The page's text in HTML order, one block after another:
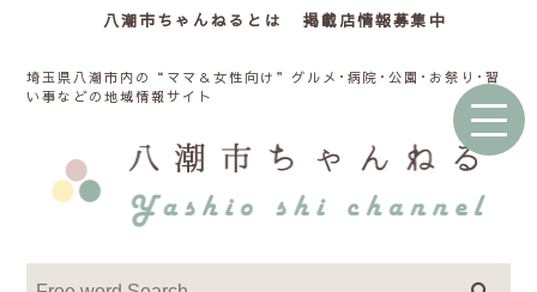
八潮市ちゃんねるとは 掲載店情報募集中
埼玉県八潮市内の“ママ＆女性向け”グルメ･病院･公園･お祭り･習
い事などの地域情報サイト